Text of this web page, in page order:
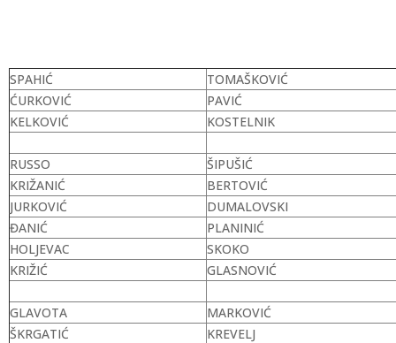
SPAHIĆ
TOMAŠKOVIĆ
ĆURKOVIĆ
PAVIĆ
KELKOVIĆ
KOSTELNIK
RUSSO
ŠIPUŠIĆ
KRIŽANIĆ
BERTOVIĆ
JURKOVIĆ
DUMALOVSKI
ĐANIĆ
PLANINIĆ
HOLJEVAC
SKOKO
KRIŽIĆ
GLASNOVIĆ
GLAVOTA
MARKOVIĆ
ŠKRGATIĆ
KREVELJ